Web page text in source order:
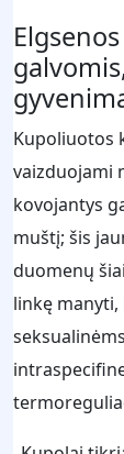
Kupoliuotos
vaizduojami
kovojantys
muštį; šis
duomenų
linkę